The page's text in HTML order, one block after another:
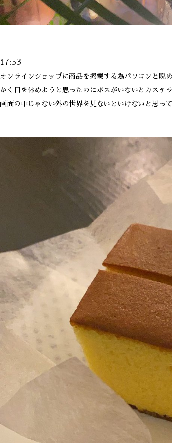
17:53
オンラインショップに商品を掲載する為パソコンと睨
かく目を休めようと思ったのにボスがいないとカス
画面の中じゃない外の世界を見ないといけないと思って